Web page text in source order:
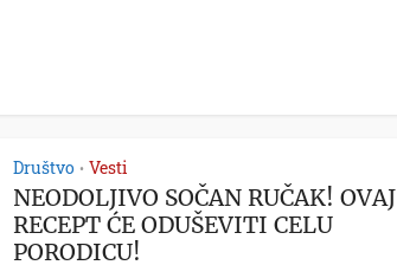
Društvo • Vesti
NEODOLJIVO SOČAN RUČAK! OVAJ
RECEPT ĆE ODUŠEVITI CELU
PORODICU!